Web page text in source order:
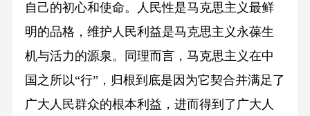
自己的初心和使命。人民性是马克思主义最鲜
明的品格，维护人民利益是马克思主义永葆生
机与活力的源泉。同理而言，马克思主义在中
国之所以“行”，归根到底是因为它契合并满足了
广大人民群众的根本利益，进而得到了广大人